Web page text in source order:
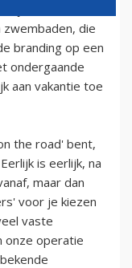
die
branding op een
ondergaande
aan vakantie toe
the road' bent,
is eerlijk, na
maar dan
voor je kiezen
vaste
onze operatie